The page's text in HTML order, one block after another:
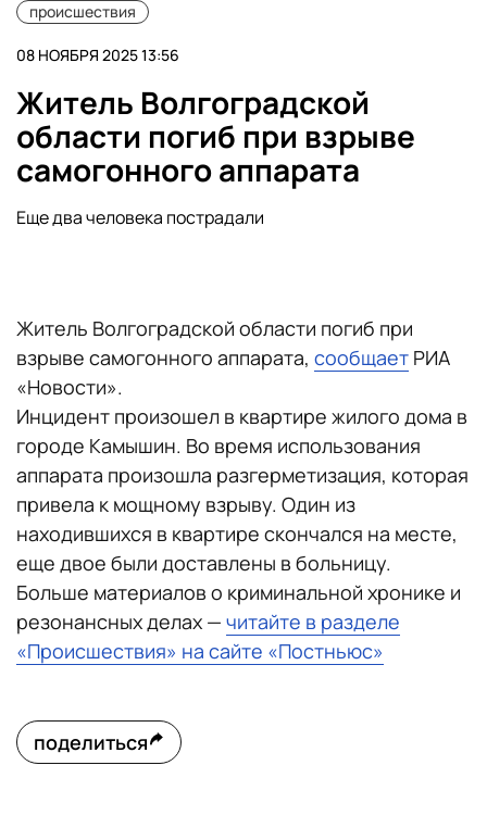
происшествия
08 НОЯБРЯ 2025 13:56
Житель Волгоградской
области погиб при взрыве
самогонного аппарата
Еще два человека пострадали
Житель Волгоградской области погиб при
взрыве самогонного аппарата, сообщает РИА
«Новости».
Инцидент произошел в квартире жилого дома в
городе Камышин. Во время использования
аппарата произошла разгерметизация, которая
привела к мощному взрыву. Один из
находившихся в квартире скончался на месте,
еще двое были доставлены в больницу.
Больше материалов о криминальной хронике и
резонансных делах — читайте в разделе
«Происшествия» на сайте «Постньюс»
поделиться